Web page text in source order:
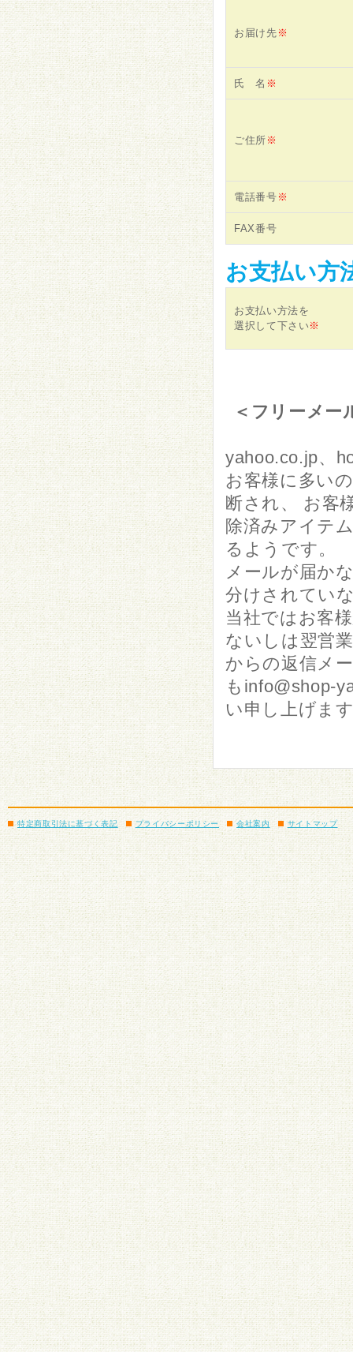
お届け先 ※
氏 名 ※
ご住所 ※
電話番号 ※
FAX番号
お支払い方
お支払い方法を
選択して下さい※
＜フリーメー
yahoo.co.jp、
お客様に多い
断され、 お客
除済みアイテ
るようです。
メールが届か
分けされてい
当社ではお客
ないしは翌営
からの返信メ
もinfo@shop-
い申し上げま
特定商取引法に基づく表記 プライバシーポリシー 会社案内 サイトマップ